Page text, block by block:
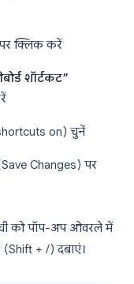
पर क्लिक करें
शॉर्टकट”
on) चुनें
Changes) पर
को पॉप-अप ओवरले में
(Shift + /) दबाएं।